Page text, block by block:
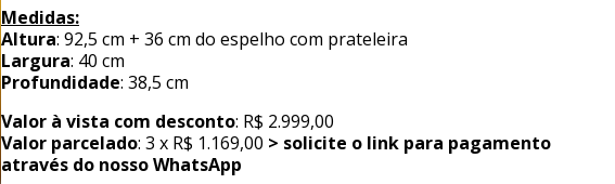
Medidas:
Altura: 92,5 cm + 36 cm do espelho com prateleira
Largura: 40 cm
Profundidade: 38,5 cm
Valor à vista com desconto: R$ 2.999,00
Valor parcelado: 3 x R$ 1.169,00 > solicite o link para pagamento
através do nosso WhatsApp